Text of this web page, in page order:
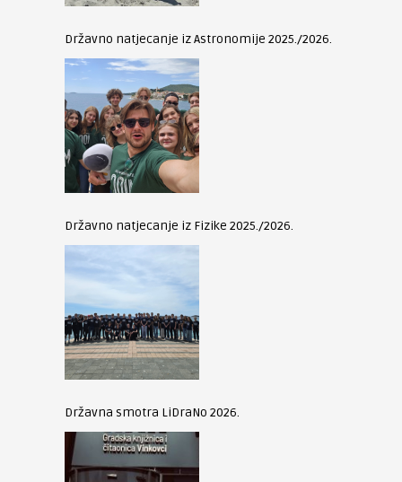
Državno natjecanje iz Astronomije 2025./2026.
Državno natjecanje iz Fizike 2025./2026.
Državna smotra LiDraNo 2026.